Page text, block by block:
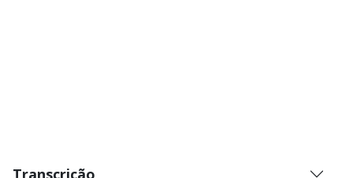
Transcrição